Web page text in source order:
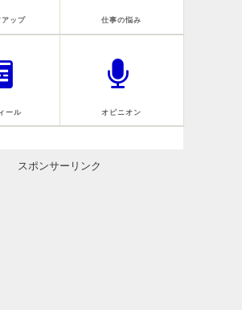
アップ 仕事の悩み
ール オピニオン
スポンサーリンク